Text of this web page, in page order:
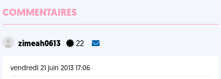
COMMENTAIRES
zimeah0613 22
vendredi 21 juin 2013 17:06